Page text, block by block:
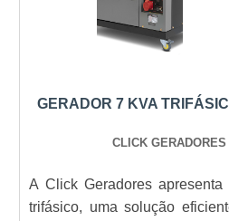
GERADOR 7 KVA
CLICK GERADORES
A Click Geradores
trifásico, uma solução